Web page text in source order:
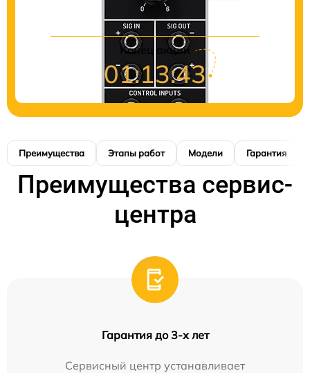
Конец акции
01:13:42
Преимущества Этапы работ Модели Гарантия
Преимущества сервис-
центра
Гарантия до 3-х лет
Сервисный центр устанавливает